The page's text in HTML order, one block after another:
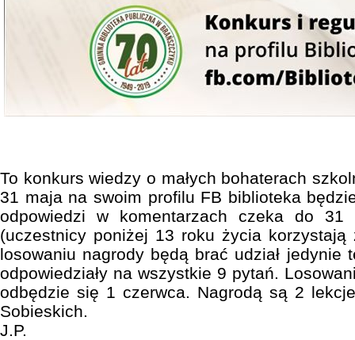
To konkurs wiedzy o małych bohaterach
31 maja na swoim profilu FB biblioteka
odpowiedzi w komentarzach czeka do
(uczestnicy poniżej 13 roku życia
losowaniu nagrody będą brać udział jedynie
odpowiedziały na wszystkie 9 pytań.
odbędzie się 1 czerwca. Nagrodą są 2
Sobieskich.
J.P.